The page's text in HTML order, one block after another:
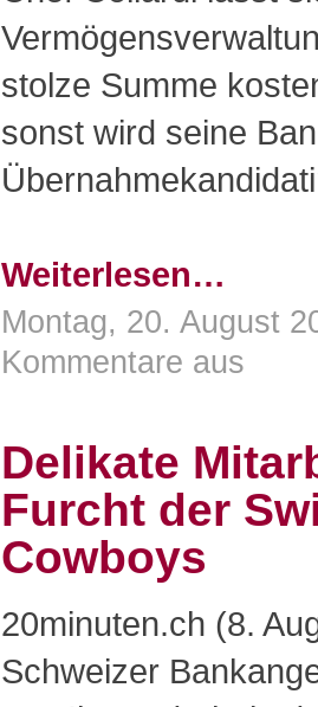
stolze Summe
sonst wird seine
Weiterlesen…
Montag, 20. August
Kommentare aus
Delikate
Furcht der
Cowboys
20minuten.ch (8.
Schweizer